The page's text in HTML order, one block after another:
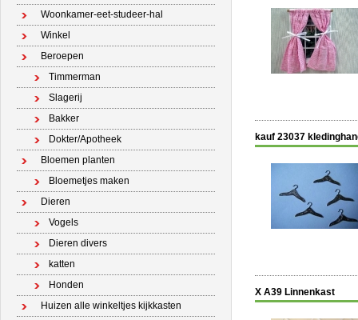
Woonkamer-eet-studeer-hal
Winkel
Beroepen
Timmerman
Slagerij
Bakker
Dokter/Apotheek
Bloemen planten
Bloemetjes maken
Dieren
Vogels
Dieren divers
katten
Honden
Huizen alle winkeltjes kijkkasten
kauf 23037
X A39 Linnenkast